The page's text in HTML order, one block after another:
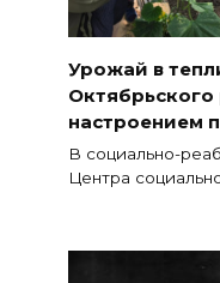
Урожай в
Октябрьского
настроением
В социально-
Центра